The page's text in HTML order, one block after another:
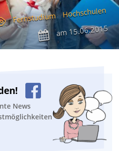
Fernstudium Hochschulen
am15.06.2015
News